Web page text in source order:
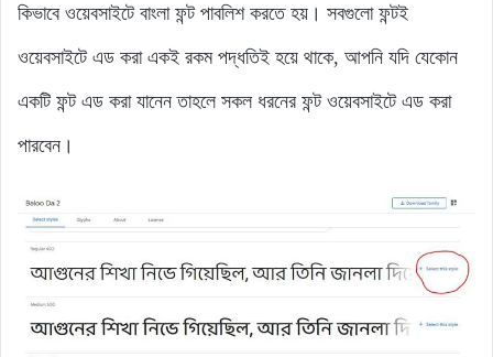
কিভাবে ওয়েবসাইটে বাংলা ফন্ট পাবলিশ করতে হয়। সবগুলো ফন্টই
ওয়েবসাইটে এড করা একই রকম পদ্ধতিই হয়ে থাকে, আপনি যদি যেকোন
একটি ফন্ট এড করা যানেন তাহলে সকল ধরনের ফন্ট ওয়েবসাইটে এড করা
পারবেন।